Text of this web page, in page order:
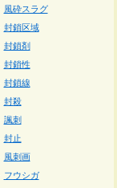
風砕スラグ
封鎖区域
封鎖剤
封鎖性
封鎖線
封殺
諷刺
封止
風刺画
フウシガ